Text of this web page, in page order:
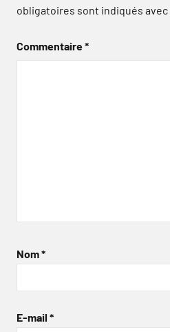
obligatoires sont indiqués avec
Commentaire*
Nom*
E-mail *